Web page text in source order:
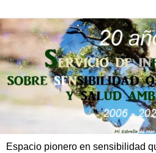
Espacio pionero en sensibilidad